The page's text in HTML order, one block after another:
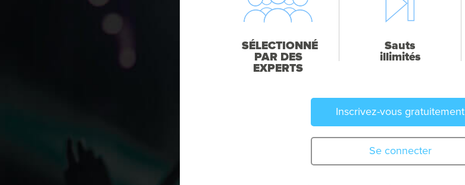
SÉLECTIONNÉ
PAR DES
EXPERTS
Sauts
illimités
Inscrivez-vous gratuitement
Se connecter